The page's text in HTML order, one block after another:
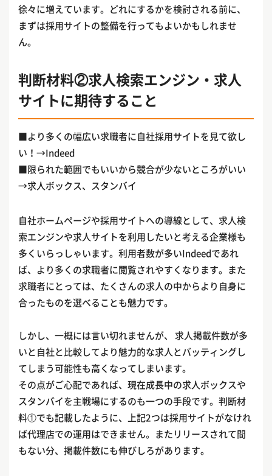
徐々に増えています。どれにするかを検討される前に、
まずは採用サイトの整備を行ってもよいかもしれませ
ん。
判断材料②求人検索エンジン・求人
サイトに期待すること
■より多くの幅広い求職者に自社採用サイトを見て欲し
い！→Indeed
■限られた範囲でもいいから競合が少ないところがいい
→求人ボックス、スタンバイ
自社ホームページや採用サイトへの導線として、求人検
索エンジンや求人サイトを利用したいと考える企業様も
多くいらっしゃいます。利用者数が多いIndeedであれ
ば、より多くの求職者に閲覧されやすくなります。また
求職者にとっては、たくさんの求人の中からより自身に
合ったものを選べることも魅力です。
しかし、一概には言い切れませんが、 求人掲載件数が多
いと自社と比較してより魅力的な求人とバッティングし
てしまう可能性も高くなってしまいます。
その点がご心配であれば、現在成長中の求人ボックスや
スタンバイを主戦場にするのも一つの手段です。判断材
料①でも記載したように、上記2つは採用サイトがなけれ
ば代理店での運用はできません。またリリースされて間
もない分、掲載件数にも伸びしろがあります。